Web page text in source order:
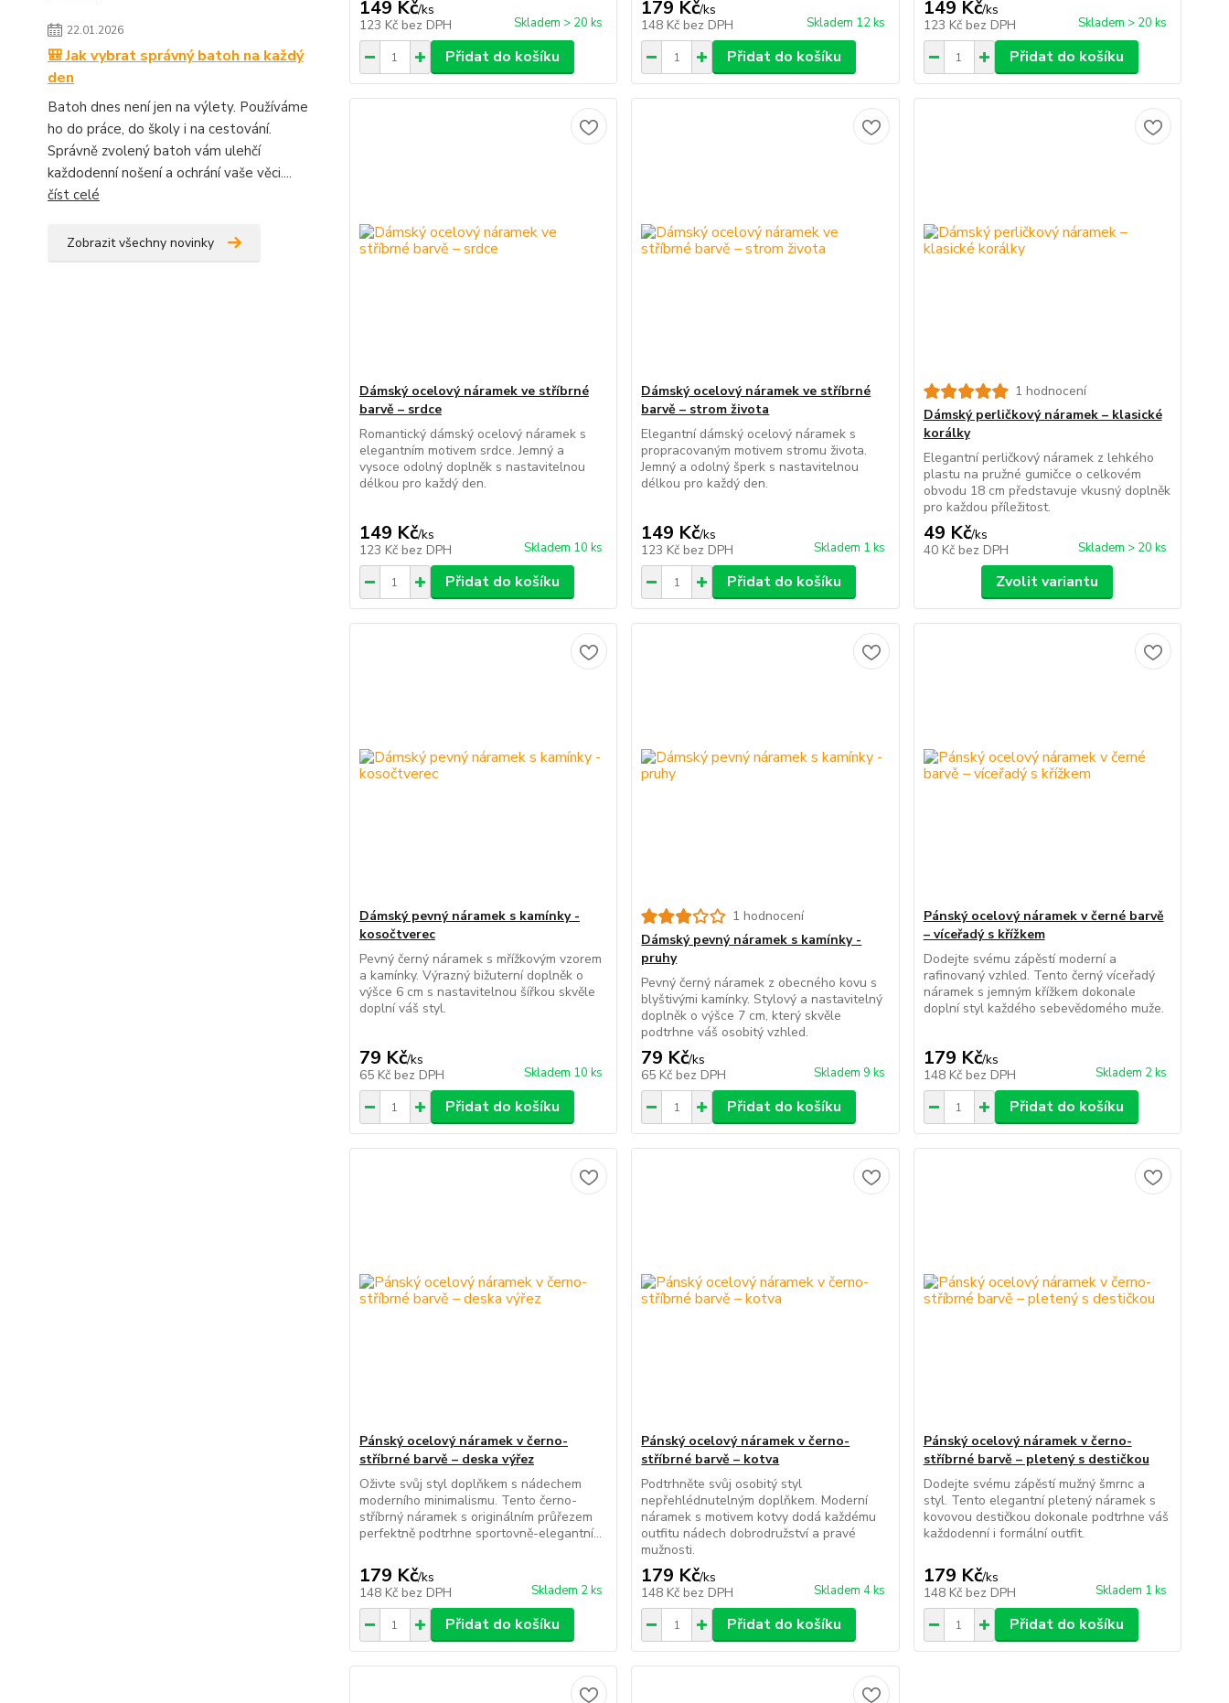
22.01.2026
🎒 Jak vybrat správný batoh na každý
den
Batoh dnes není jen na výlety. Používáme
ho do práce, do školy i na cestování.
Správně zvolený batoh vám ulehčí
každodenní nošení a ochrání vaše věci....
číst celé
Zobrazit všechny novinky
149 Kč/ks
123 Kč bez DPH Skladem > 20 ks
Přidat do košíku
179 Kč/ks
148 Kč bez DPH Skladem 12 ks
Přidat do košíku
149 Kč/ks
123 Kč bez DPH Skladem > 20 ks
Přidat do košíku
Dámský ocelový náramek ve stříbrné
barvě – srdce
Romantický dámský ocelový náramek s
elegantním motivem srdce. Jemný a
vysoce odolný doplněk s nastavitelnou
délkou pro každý den.
149 Kč/ks
123 Kč bez DPH Skladem 10 ks
Přidat do košíku
Dámský ocelový náramek ve stříbrné
barvě – strom života
Elegantní dámský ocelový náramek s
propracovaným motivem stromu života.
Jemný a odolný šperk s nastavitelnou
délkou pro každý den.
149 Kč/ks
123 Kč bez DPH Skladem 1 ks
Přidat do košíku
1 hodnocení
Dámský perličkový náramek – klasické
korálky
Elegantní perličkový náramek z lehkého
plastu na pružné gumičce o celkovém
obvodu 18 cm představuje vkusný doplněk
pro každou příležitost.
49 Kč/ks
40 Kč bez DPH Skladem > 20 ks
Zvolit variantu
Dámský pevný náramek s kamínky -
kosočtverec
Pevný černý náramek s mřížkovým vzorem
a kamínky. Výrazný bižuterní doplněk o
výšce 6 cm s nastavitelnou šířkou skvěle
doplní váš styl.
79 Kč/ks
65 Kč bez DPH Skladem 10 ks
Přidat do košíku
1 hodnocení
Dámský pevný náramek s kamínky -
pruhy
Pevný černý náramek z obecného kovu s
blyštivými kamínky. Stylový a nastavitelný
doplněk o výšce 7 cm, který skvěle
podtrhne váš osobitý vzhled.
79 Kč/ks
65 Kč bez DPH Skladem 9 ks
Přidat do košíku
Pánský ocelový náramek v černé barvě
– víceřadý s křížkem
Dodejte svému zápěstí moderní a
rafinovaný vzhled. Tento černý víceřadý
náramek s jemným křížkem dokonale
doplní styl každého sebevědomého muže.
179 Kč/ks
148 Kč bez DPH Skladem 2 ks
Přidat do košíku
Pánský ocelový náramek v černo-
stříbrné barvě – deska výřez
Oživte svůj styl doplňkem s nádechem
moderního minimalismu. Tento černo-
stříbrný náramek s originálním průřezem
perfektně podtrhne sportovně-elegantní...
179 Kč/ks
148 Kč bez DPH Skladem 2 ks
Přidat do košíku
Pánský ocelový náramek v černo-
stříbrné barvě – kotva
Podtrhněte svůj osobitý styl
nepřehlédnutelným doplňkem. Moderní
náramek s motivem kotvy dodá každému
outfitu nádech dobrodružství a pravé
mužnosti.
179 Kč/ks
148 Kč bez DPH Skladem 4 ks
Přidat do košíku
Pánský ocelový náramek v černo-
stříbrné barvě – pletený s destičkou
Dodejte svému zápěstí mužný šmrnc a
styl. Tento elegantní pletený náramek s
kovovou destičkou dokonale podtrhne váš
každodenní i formální outfit.
179 Kč/ks
148 Kč bez DPH Skladem 1 ks
Přidat do košíku